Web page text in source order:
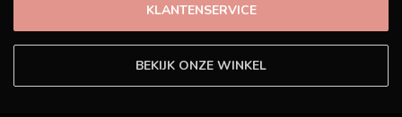
KLANTENSERVICE
BEKIJK ONZE WINKEL